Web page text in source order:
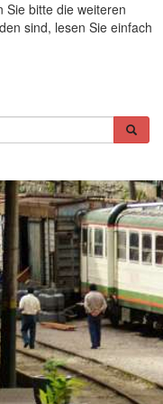
Sie bitte die weiteren
sind, lesen Sie einfach